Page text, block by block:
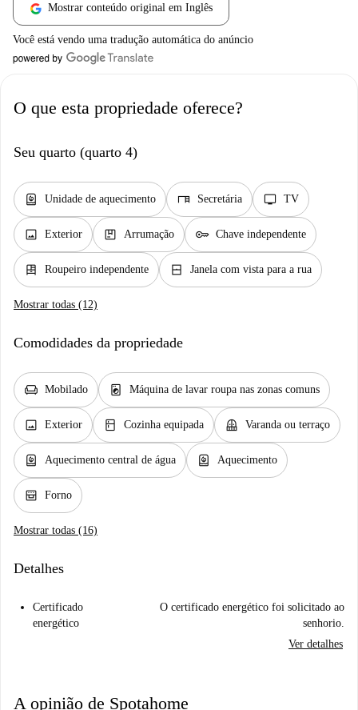
Mostrar conteúdo original em Inglês
Você está vendo uma tradução automática do anúncio
O que esta propriedade oferece?
Seu quarto (quarto 4)
water_heater Unidade de aquecimento desk Secretária tv TV
image Exterior package Arrumação key Chave independente
dresser Roupeiro independente window_closed Janela com vista para a rua
Mostrar todas (12)
Comodidades da propriedade
chair Mobilado local_laundry_service Máquina de lavar roupa nas zonas comuns
image Exterior kitchen Cozinha equipada balcony Varanda ou terraço
water_heater Aquecimento central de água water_heater Aquecimento
oven_gen Forno
Mostrar todas (16)
Detalhes
Certificado
energético
O certificado energético foi solicitado ao
senhorio.
Ver detalhes
A opinião de Spotahome